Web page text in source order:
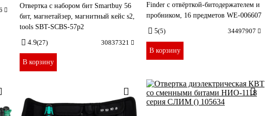
Отвертка с набором бит Smartbuy 56
бит, магнетайзер, магнитный кейс s2,
tools SBT-SCBS-57p2
4.9(27) 30837321
В корзину
Finder с отвёрткой-битодержателем и
пробником, 16 предметов WE-006607
5(5) 34497907
В корзину